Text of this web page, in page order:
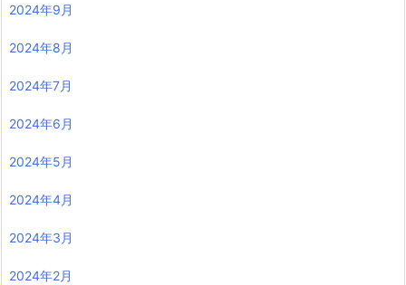
2024年9月
2024年8月
2024年7月
2024年6月
2024年5月
2024年4月
2024年3月
2024年2月